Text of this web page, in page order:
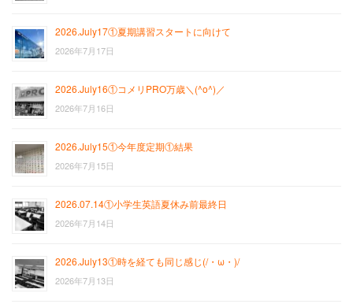
2026.July17①夏期講習スタートに向けて
2026年7月17日
2026.July16①コメリPRO万歳＼(^o^)／
2026年7月16日
2026.July15①今年度定期①結果
2026年7月15日
2026.07.14①小学生英語夏休み前最終日
2026年7月14日
2026.July13①時を経ても同じ感じ(/・ω・)/
2026年7月13日